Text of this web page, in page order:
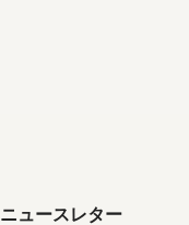
ニュースレター